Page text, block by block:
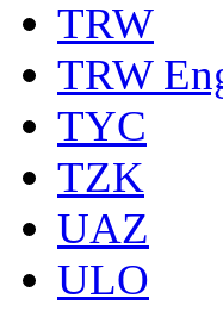
TRW
TRW
TYC
TZK
UAZ
ULO